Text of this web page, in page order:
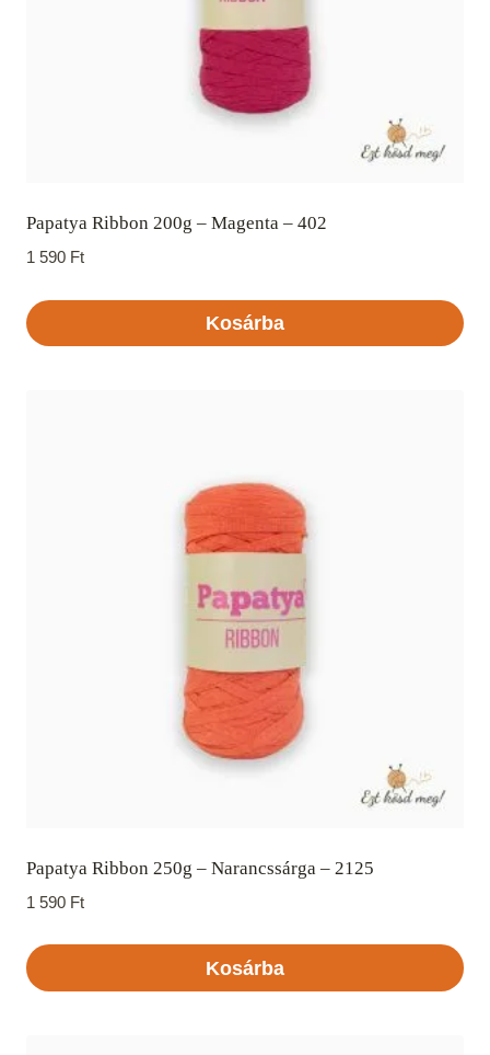
Papatya Ribbon 200g – Magenta – 402
1 590 Ft
Kosárba
Papatya Ribbon 250g – Narancssárga – 2125
1 590 Ft
Kosárba